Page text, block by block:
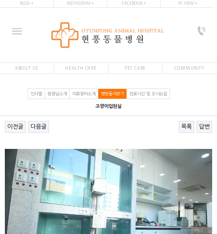
BLOG + INSTAGRAM + FACEBOOK + PC VIEW +
ABOUT US HEALTH CARE PET CARE COMMUNITY
인사말 원장님소개 의료장비소개 병원둘러보기 진료시간 및 오시는길
고양이입원실
이전글 다음글 목록 답변